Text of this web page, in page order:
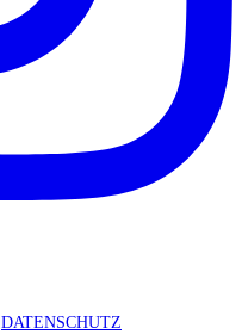
DATENSCHUTZ